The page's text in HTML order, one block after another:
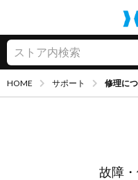
HOME サポート 修理に
故障